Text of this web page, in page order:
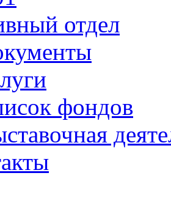
отдел
фондов